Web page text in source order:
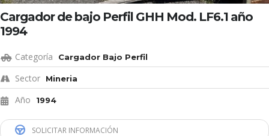
Cargador de bajo Perfil GHH Mod. LF6.1 año
1994
Categoría Cargador Bajo Perfil
Sector Mineria
Año 1994
SOLICITAR INFORMACIÓN